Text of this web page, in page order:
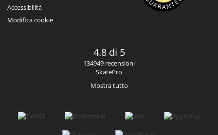
Accessibilità
Modifica cookie
4.8 di 5
134949 recensioni
SkatePro
Mostra tutto